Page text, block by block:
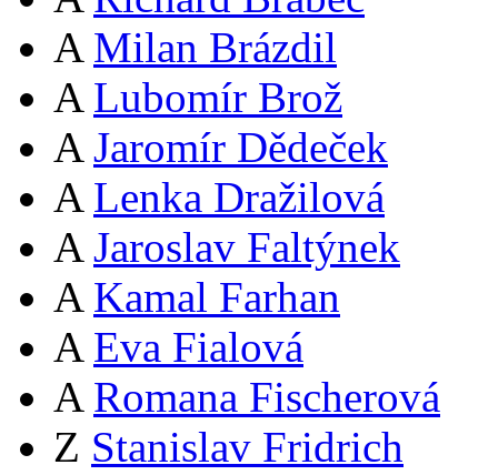
A Milan Brázdil
A Lubomír Brož
A Jaromír Dědeček
A Lenka Dražilová
A Jaroslav Faltýnek
A Kamal Farhan
A Eva Fialová
A Romana Fischerová
Z Stanislav Fridrich